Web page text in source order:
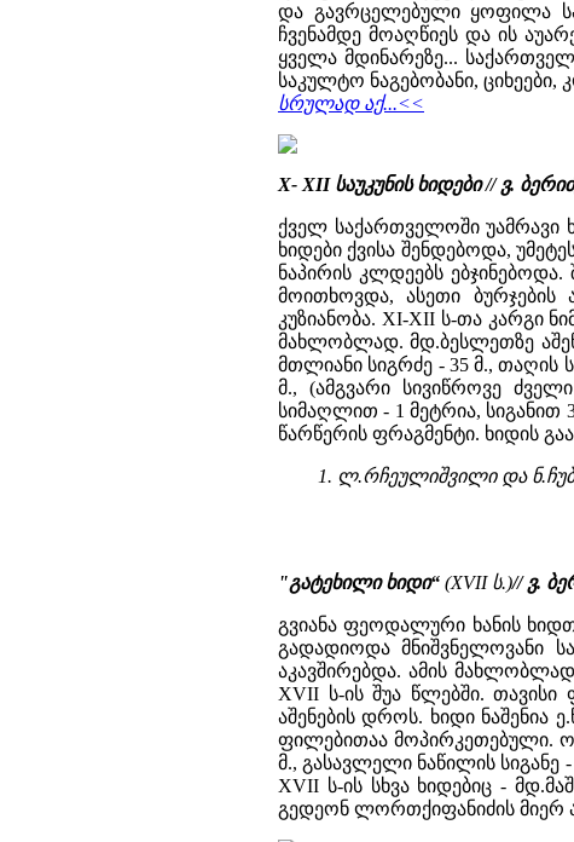
და გავრცელებული ყოფილა
ჩვენამდე მოაღწიეს და ის
ყველა მდინარეზე...
საკულტო ნაგებობანი, ციხეები,
სრულად აქ...<<
X- XII საუკუნის ხიდები // ვ.
ქველ საქართველოში უამრავი
ხიდები ქვისა შენდებოდა,
ნაპირის კლდეებს
მოითხოვდა, ასეთი
კუზიანობა. XI-XII ს-თა კარგი
მახლობლად. მდ.ბესლეთზე
მთლიანი სიგრძე - 35 მ.,
მ., (ამგვარი სივიწროვე
სიმაღლით - 1 მეტრია,
წარწერის ფრაგმენტი. ხიდის
1. ლ.რჩეულიშვილი და
"გატეხილი ხიდი“ (XVII ს.)// ვ.
გვიანა ფეოდალური ხანის
გადადიოდა მნიშვნელოვანი
აკავშირებდა. ამის
XVII ს-ის შუა წლებში.
აშენების დროს. ხიდი ნაშენია
ფილებითაა მოპირკეთებული.
მ., გასავლელი ნაწილის
XVII ს-ის სხვა ხიდებიც -
გედეონ ლორთქიფანიძის მიერ